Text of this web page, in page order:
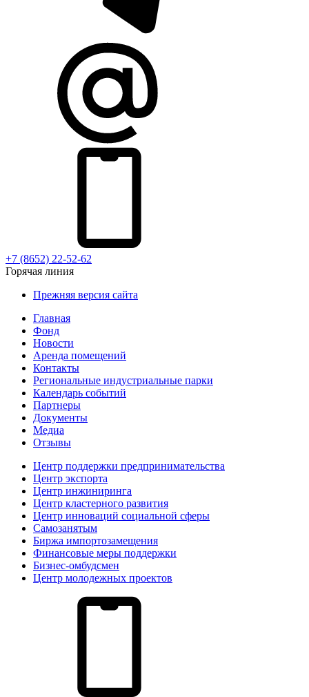
+7 (8652) 22-52-62
Горячая линия
Прежняя версия сайта
Главная
Фонд
Новости
Аренда помещений
Контакты
Региональные индустриальные парки
Календарь событий
Партнеры
Документы
Медиа
Отзывы
Центр поддержки предпринимательства
Центр экспорта
Центр инжиниринга
Центр кластерного развития
Центр инноваций социальной сферы
Cамозанятым
Биржа импортозамещения
Финансовые меры поддержки
Бизнес-омбудсмен
Центр молодежных проектов